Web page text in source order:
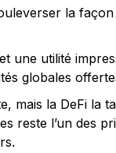
la
une utilité
globales
mais la DeFi la
reste l’un des